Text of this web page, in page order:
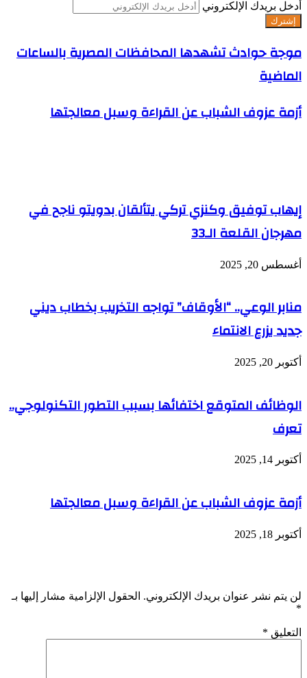
أدخل بريدك الإلكتروني
موجة حوادث تشهدها المحافظات المصرية بالساعات
الماضية
أزمة عزوف الشباب عن القراءة وسبل معالجتها
إيهاب توفيق وكنزي تركي يتألقان بدويتو ناجح في
مهرجان القلعة الـ33
أغسطس 20, 2025
منابر الوعي.. “الأوقاف” تواجه التخريب بخطاب ديني
جديد يزرع الانتماء
أكتوبر 20, 2025
الوظائف المتوقع اختفائها بسبب التطور التكنولوجي..
تعرف
أكتوبر 14, 2025
أزمة عزوف الشباب عن القراءة وسبل معالجتها
أكتوبر 18, 2025
لن يتم نشر عنوان بريدك الإلكتروني. الحقول الإلزامية مشار إليها بـ
*
التعليق *